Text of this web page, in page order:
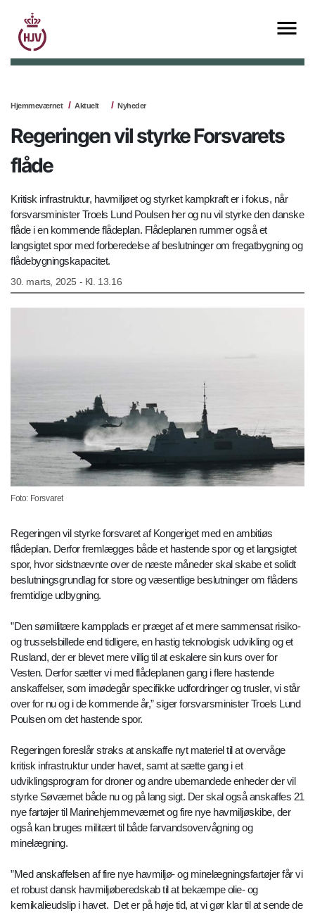
Hjemmeværnet Aktuelt Nyheder
Regeringen vil styrke Forsvarets
flåde
Kritisk infrastruktur, havmiljøet og styrket kampkraft er i fokus, når
forsvarsminister Troels Lund Poulsen her og nu vil styrke den danske
flåde i en kommende flådeplan. Flådeplanen rummer også et
langsigtet spor med forberedelse af beslutninger om fregatbygning og
flådebygningskapacitet.
30. marts, 2025 - Kl. 13.16
Foto: Forsvaret
Regeringen vil styrke forsvaret af Kongeriget med en ambitiøs
flådeplan. Derfor fremlægges både et hastende spor og et langsigtet
spor, hvor sidstnævnte over de næste måneder skal skabe et solidt
beslutningsgrundlag for store og væsentlige beslutninger om flådens
fremtidige udbygning.
”Den sømilitære kampplads er præget af et mere sammensat risiko-
og trusselsbillede end tidligere, en hastig teknologisk udvikling og et
Rusland, der er blevet mere villig til at eskalere sin kurs over for
Vesten. Derfor sætter vi med flådeplanen gang i flere hastende
anskaffelser, som imødegår specifikke udfordringer og trusler, vi står
over for nu og i de kommende år,” siger forsvarsminister Troels Lund
Poulsen om det hastende spor.
Regeringen foreslår straks at anskaffe nyt materiel til at overvåge
kritisk infrastruktur under havet, samt at sætte gang i et
udviklingsprogram for droner og andre ubemandede enheder der vil
styrke Søværnet både nu og på lang sigt. Der skal også anskaffes 21
nye fartøjer til Marinehjemmeværnet og fire nye havmiljøskibe, der
også kan bruges militært til både farvandsovervågning og
minelægning.
”Med anskaffelsen af fire nye havmiljø- og minelægningsfartøjer får vi
et robust dansk havmiljøberedskab til at bekæmpe olie- og
kemikalieudslip i havet. Det er på høje tid, at vi gør klar til at sende de